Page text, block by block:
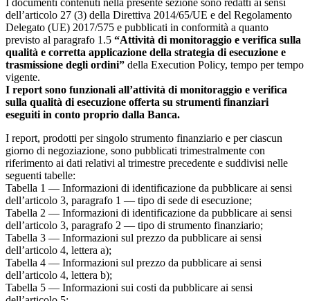
I documenti contenuti nella presente sezione sono redatti ai sensi
dell’articolo 27 (3) della Direttiva 2014/65/UE e del Regolamento
Delegato (UE) 2017/575 e pubblicati in conformità a quanto
previsto al paragrafo 1.5 “Attività di monitoraggio e verifica sulla
qualità e corretta applicazione della strategia di esecuzione e
trasmissione degli ordini” della Execution Policy, tempo per tempo
vigente.
I report sono funzionali all’attività di monitoraggio e verifica
sulla qualità di esecuzione offerta su strumenti finanziari
eseguiti in conto proprio dalla Banca.
I report, prodotti per singolo strumento finanziario e per ciascun
giorno di negoziazione, sono pubblicati trimestralmente con
riferimento ai dati relativi al trimestre precedente e suddivisi nelle
seguenti tabelle:
Tabella 1 — Informazioni di identificazione da pubblicare ai sensi
dell’articolo 3, paragrafo 1 — tipo di sede di esecuzione;
Tabella 2 — Informazioni di identificazione da pubblicare ai sensi
dell’articolo 3, paragrafo 2 — tipo di strumento finanziario;
Tabella 3 — Informazioni sul prezzo da pubblicare ai sensi
dell’articolo 4, lettera a);
Tabella 4 — Informazioni sul prezzo da pubblicare ai sensi
dell’articolo 4, lettera b);
Tabella 5 — Informazioni sui costi da pubblicare ai sensi